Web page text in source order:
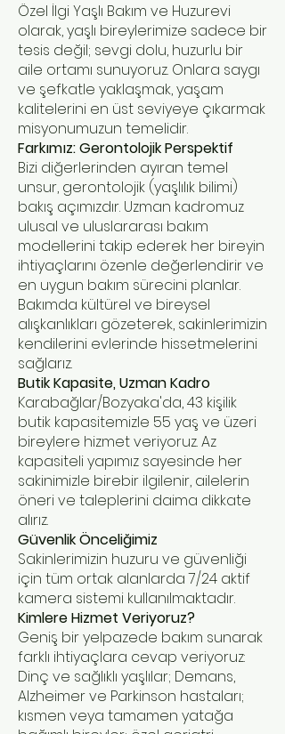
Özel İlgi Yaşlı Bakım ve Huzurevi
olarak, yaşlı bireylerimize sadece bir
tesis değil; sevgi dolu, huzurlu bir
aile ortamı sunuyoruz. Onlara saygı
ve şefkatle yaklaşmak, yaşam
kalitelerini en üst seviyeye çıkarmak
misyonumuzun temelidir.
Farkımız: Gerontolojik Perspektif
Bizi diğerlerinden ayıran temel
unsur, gerontolojik (yaşlılık bilimi)
bakış açımızdır. Uzman kadromuz
ulusal ve uluslararası bakım
modellerini takip ederek her bireyin
ihtiyaçlarını özenle değerlendirir ve
en uygun bakım sürecini planlar.
Bakımda kültürel ve bireysel
alışkanlıkları gözeterek, sakinlerimizin
kendilerini evlerinde hissetmelerini
sağlarız.
Butik Kapasite, Uzman Kadro
Karabağlar/Bozyaka'da, 43 kişilik
butik kapasitemizle 55 yaş ve üzeri
bireylere hizmet veriyoruz. Az
kapasiteli yapımız sayesinde her
sakinimizle birebir ilgilenir, ailelerin
öneri ve taleplerini daima dikkate
alırız.
Güvenlik Önceliğimiz
Sakinlerimizin huzuru ve güvenliği
için tüm ortak alanlarda 7/24 aktif
kamera sistemi kullanılmaktadır.
Kimlere Hizmet Veriyoruz?
Geniş bir yelpazede bakım sunarak
farklı ihtiyaçlara cevap veriyoruz:
Dinç ve sağlıklı yaşlılar; Demans,
Alzheimer ve Parkinson hastaları;
kısmen veya tamamen yatağa